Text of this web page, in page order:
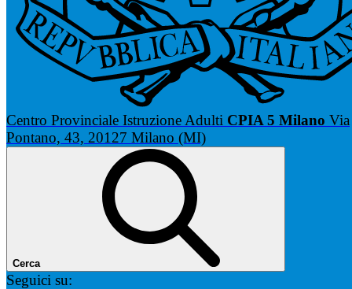
Centro Provinciale Istruzione Adulti CPIA 5 Milano Via
Pontano, 43, 20127 Milano (MI)
Cerca
Seguici su: